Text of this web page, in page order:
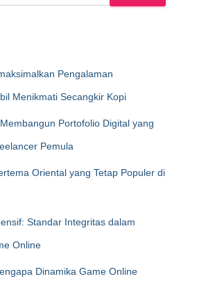
Pengalaman
Menikmati Secangkir Kopi
Portofolio Digital yang
Pemula
Oriental yang Tetap Populer di
Standar Integritas dalam
Online
Dinamika Game Online